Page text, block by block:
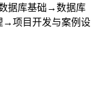
据库基础→数据库
项目开发与案例设